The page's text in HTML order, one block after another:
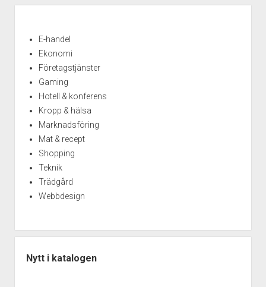
E-handel
Ekonomi
Företagstjänster
Gaming
Hotell & konferens
Kropp & hälsa
Marknadsföring
Mat & recept
Shopping
Teknik
Trädgård
Webbdesign
Nytt i katalogen